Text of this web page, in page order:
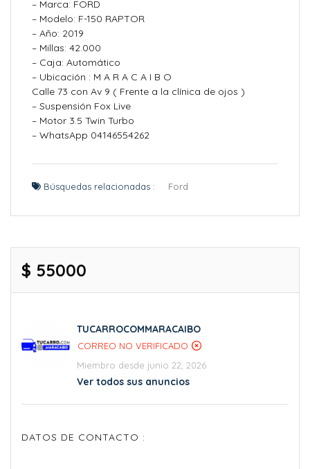
– Marca: FORD
– Modelo: F-150 RAPTOR
– Año: 2019
– Millas: 42.000
– Caja: Automático
– Ubicación : M A R A C A I B O
Calle 73 con Av 9 ( Frente a la clínica de ojos )
– Suspensión Fox Live
– Motor 3.5 Twin Turbo
– WhatsApp 04146554262
Búsquedas relacionadas : Ford
$ 55000
TUCARROCOMMARACAIBO
CORREO NO VERIFICADO
Miembro desde junio 22, 2026
Ver todos sus anuncios
DATOS DE CONTACTO :